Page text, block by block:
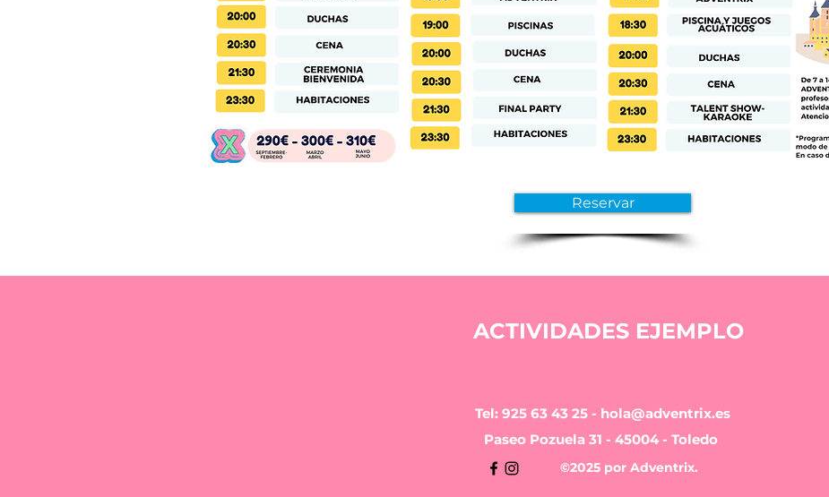
Reservar
ACTIVIDADES EJEMPLO
Tel: 925 63 43 25 - hola@adventrix.es
Paseo Pozuela 31 - 45004 - Toledo
©2025 por Adventrix.